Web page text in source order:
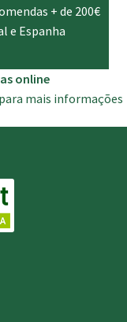
+ de 200€
e Espanha
online
para mais informações